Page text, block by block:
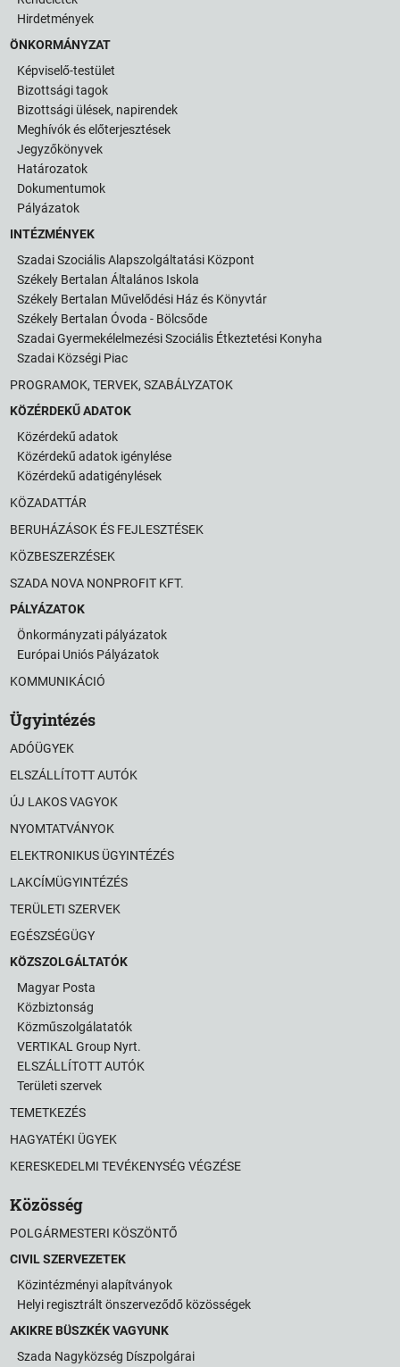
Hirdetmények
ÖNKORMÁNYZAT
Képviselő-testület
Bizottsági tagok
Bizottsági ülések, napirendek
Meghívók és előterjesztések
Jegyzőkönyvek
Határozatok
Dokumentumok
Pályázatok
INTÉZMÉNYEK
Szadai Szociális Alapszolgáltatási Központ
Székely Bertalan Általános Iskola
Székely Bertalan Művelődési Ház és Könyvtár
Székely Bertalan Óvoda - Bölcsőde
Szadai Gyermekélelmezési Szociális Étkeztetési Konyha
Szadai Községi Piac
PROGRAMOK, TERVEK, SZABÁLYZATOK
KÖZÉRDEKŰ ADATOK
Közérdekű adatok
Közérdekű adatok igénylése
Közérdekű adatigénylések
KÖZADATTÁR
BERUHÁZÁSOK ÉS FEJLESZTÉSEK
KÖZBESZERZÉSEK
SZADA NOVA NONPROFIT KFT.
PÁLYÁZATOK
Önkormányzati pályázatok
Európai Uniós Pályázatok
KOMMUNIKÁCIÓ
Ügyintézés
ADÓÜGYEK
ELSZÁLLÍTOTT AUTÓK
ÚJ LAKOS VAGYOK
NYOMTATVÁNYOK
ELEKTRONIKUS ÜGYINTÉZÉS
LAKCÍMÜGYINTÉZÉS
TERÜLETI SZERVEK
EGÉSZSÉGÜGY
KÖZSZOLGÁLTATÓK
Magyar Posta
Közbiztonság
Közműszolgálatatók
VERTIKAL Group Nyrt.
ELSZÁLLÍTOTT AUTÓK
Területi szervek
TEMETKEZÉS
HAGYATÉKI ÜGYEK
KERESKEDELMI TEVÉKENYSÉG VÉGZÉSE
Közösség
POLGÁRMESTERI KÖSZÖNTŐ
CIVIL SZERVEZETEK
Közintézményi alapítványok
Helyi regisztrált önszerveződő közösségek
AKIKRE BÜSZKÉK VAGYUNK
Szada Nagyközség Díszpolgárai